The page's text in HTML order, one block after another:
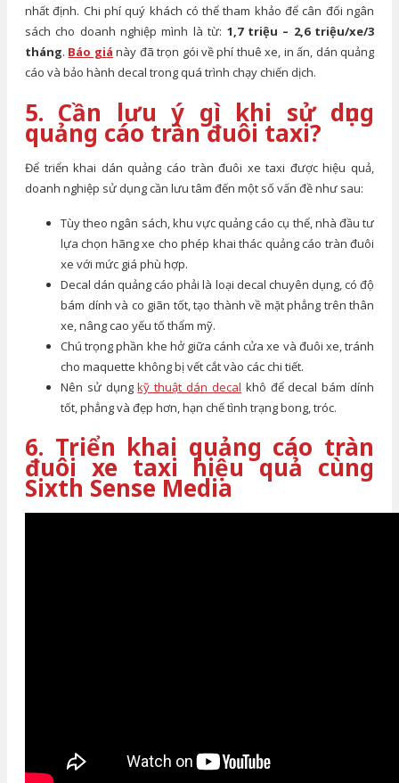
nhất định. Chi phí quý khách có thể tham khảo để cân đối ngân
sách cho doanh nghiệp mình là từ: 1,7 triệu – 2,6 triệu/xe/3
tháng. Báo giá này đã trọn gói về phí thuê xe, in ấn, dán quảng
cáo và bảo hành decal trong quá trình chạy chiến dịch.
5. Cần lưu ý gì khi sử dụng
quảng cáo tràn đuôi taxi?
Để triển khai dán quảng cáo tràn đuôi xe taxi được hiệu quả,
doanh nghiệp sử dụng cần lưu tâm đến một số vấn đề như sau:
Tùy theo ngân sách, khu vực quảng cáo cụ thể, nhà đầu tư
lựa chọn hãng xe cho phép khai thác quảng cáo tràn đuôi
xe với mức giá phù hợp.
Decal dán quảng cáo phải là loại decal chuyên dụng, có độ
bám dính và co giãn tốt, tạo thành về mặt phẳng trên thân
xe, nâng cao yếu tố thẩm mỹ.
Chú trọng phần khe hở giữa cánh cửa xe và đuôi xe, tránh
cho maquette không bị vết cắt vào các chi tiết.
Nên sử dụngkỹ thuật dán decal khô để decal bám dính
tốt, phẳng và đẹp hơn, hạn chế tình trạng bong, tróc.
6. Triển khai quảng cáo tràn
đuôi xe taxi hiệu quả cùng
Sixth Sense Media